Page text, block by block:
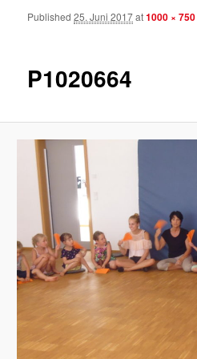
P1020664
Published25. Juni 2017at1000 × 750